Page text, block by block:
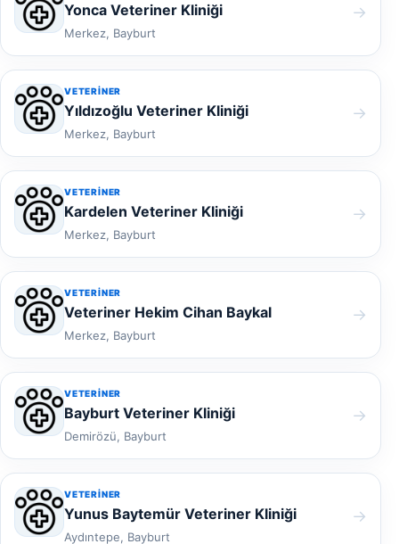
Yonca Veteriner Kliniği
Merkez, Bayburt
→
VETERINER
Yıldızoğlu Veteriner Kliniği
Merkez, Bayburt
→
VETERINER
Kardelen Veteriner Kliniği
Merkez, Bayburt
→
VETERINER
Veteriner Hekim Cihan Baykal
Merkez, Bayburt
→
VETERINER
Bayburt Veteriner Kliniği
Demirözü, Bayburt
→
VETERINER
Yunus Baytemür Veteriner Kliniği
Aydıntepe, Bayburt
→